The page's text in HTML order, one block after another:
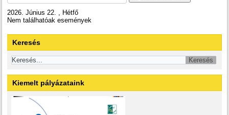
2026. Június 22. , Hétfő
Nem találhatóak események
Keresés
Kiemelt pályázataink